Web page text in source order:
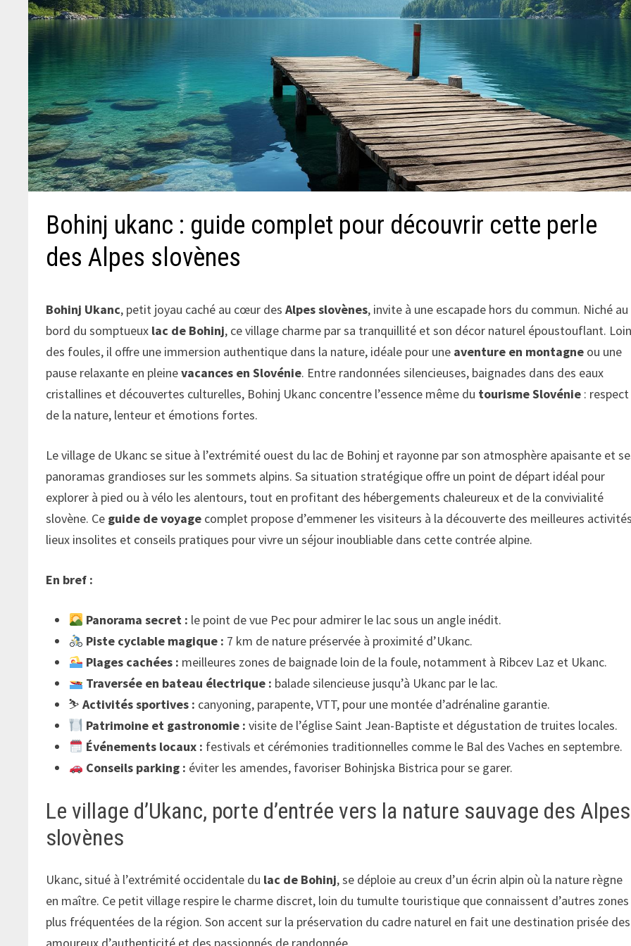
Bohinj ukanc : guide complet pour découvrir cette perle
des Alpes slovènes
Bohinj Ukanc, petit joyau caché au cœur desAlpes slovènes, invite à une escapade hors du commun. Niché au
bord du somptueux lac de Bohinj, ce village charme par sa tranquillité et son décor naturel époustouflant.
des foules, il offre une immersion authentique dans la nature, idéale pour une aventure en montagne ou une
pause relaxante en pleinevacances en Slovénie. Entre randonnées silencieuses, baignades dans des eaux
cristallines et découvertes culturelles, Bohinj Ukanc concentre l’essence même du tourisme Slovénie : respect
de la nature, lenteur et émotions fortes.
Le village de Ukanc se situe à l’extrémité ouest du lac de Bohinj et rayonne par son atmosphère apaisante et
panoramas grandioses sur les sommets alpins. Sa situation stratégique offre un point de départ idéal pour
explorer à pied ou à vélo les alentours, tout en profitant des hébergements chaleureux et de la convivialité
slovène. Ce guide de voyage complet propose d’emmener les visiteurs à la découverte des meilleures
lieux insolites et conseils pratiques pour vivre un séjour inoubliable dans cette contrée alpine.
En bref :
Panorama secret : le point de vue Pec pour admirer le lac sous un angle inédit.
Piste cyclable magique : 7 km de nature préservée à proximité d’Ukanc.
Plages cachées : meilleures zones de baignade loin de la foule, notamment à Ribcev Laz et Ukanc.
Traversée en bateau électrique : balade silencieuse jusqu’à Ukanc par le lac.
⛷️Activités sportives : canyoning, parapente, VTT, pour une montée d’adrénaline garantie.
Patrimoine et gastronomie : visite de l’église Saint Jean-Baptiste et dégustation de truites locales.
Événements locaux : festivals et cérémonies traditionnelles comme le Bal des Vaches en septembre.
Conseils parking : éviter les amendes, favoriser Bohinjska Bistrica pour se garer.
Le village d’Ukanc, porte d’entrée vers la nature sauvage des Alpes
slovènes
Ukanc, situé à l’extrémité occidentale du lac de Bohinj, se déploie au creux d’un écrin alpin où la nature règne
en maître. Ce petit village respire le charme discret, loin du tumulte touristique que connaissent d’autres zones
plus fréquentées de la région. Son accent sur la préservation du cadre naturel en fait une destination prisée des